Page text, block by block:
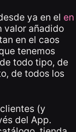
ya en el en
valor añadido
en el caos
tenemos
todo tipo, de
de todos los
(y
del App.